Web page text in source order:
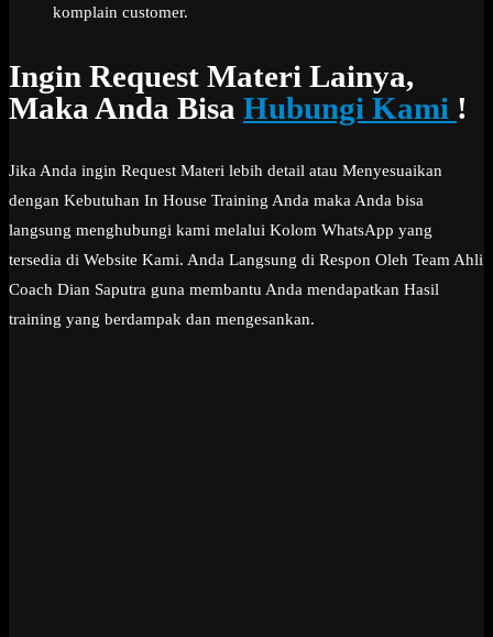
komplain customer.
Ingin Request Materi Lainya,
Maka Anda Bisa Hubungi Kami !
Jika Anda ingin Request Materi lebih detail atau Menyesuaikan
dengan Kebutuhan In House Training Anda maka Anda bisa
langsung menghubungi kami melalui Kolom WhatsApp yang
tersedia di Website Kami. Anda Langsung di Respon Oleh Team Ahli
Coach Dian Saputra guna membantu Anda mendapatkan Hasil
training yang berdampak dan mengesankan.